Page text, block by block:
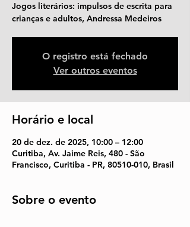
Jogos literários: impulsos de escrita para
O registro está fechado
Ver outros eventos
Horário e local
20 de dez. de 2025, 10:00 – 12:00
Curitiba, Av. Jaime Reis, 480 - São
Francisco, Curitiba - PR, 80510-010, Brasil
Sobre o evento